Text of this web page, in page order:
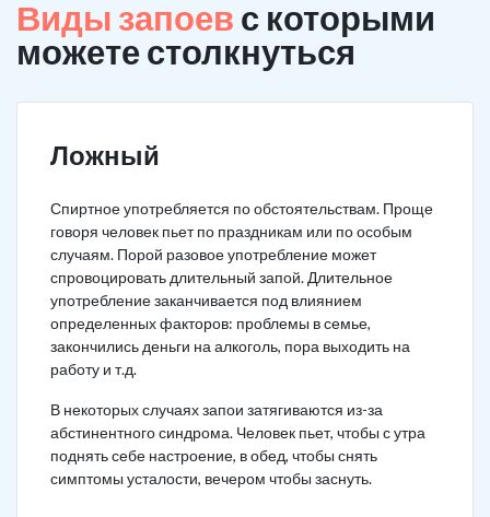
Виды запоев с которыми
можете столкнуться
Ложный
Спиртное употребляется по обстоятельствам. Проще
говоря человек пьет по праздникам или по особым
случаям. Порой разовое употребление может
спровоцировать длительный запой. Длительное
употребление заканчивается под влиянием
определенных факторов: проблемы в семье,
закончились деньги на алкоголь, пора выходить на
работу и т.д.
В некоторых случаях запои затягиваются из-за
абстинентного синдрома. Человек пьет, чтобы с утра
поднять себе настроение, в обед, чтобы снять
симптомы усталости, вечером чтобы заснуть.